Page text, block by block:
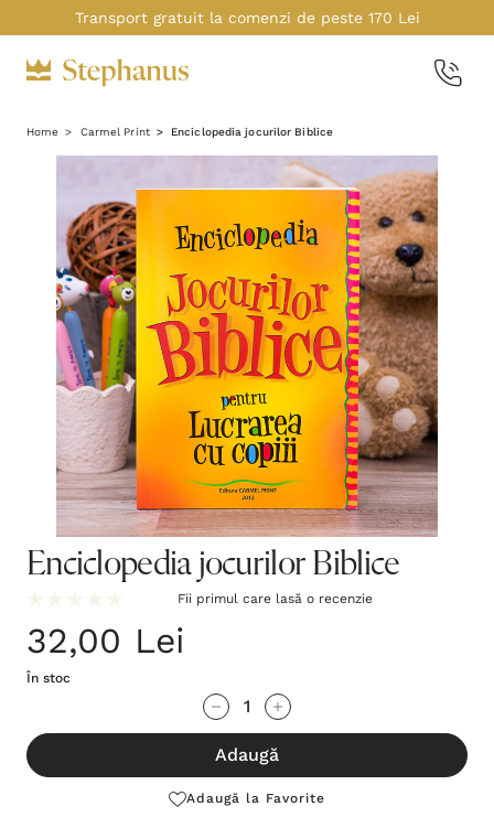
Transport gratuit la comenzi de peste 170 Lei
Home Carmel Print Enciclopedia jocurilor Biblice
Enciclopedia jocurilor Biblice
Fii primul care lasă o recenzie
32,00 Lei
În stoc
te!
Stocul
Adaugă
Adaugă la Favorite